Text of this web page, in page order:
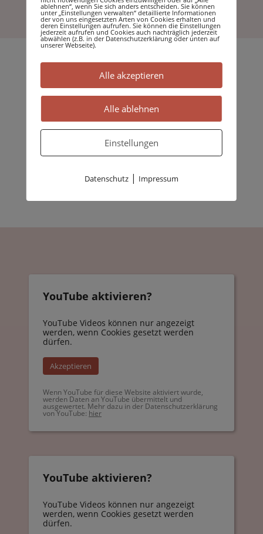
Darüber hinaus sind wir in der Lage, selbst
Bauanträge zu stellen, was in Sachsen-Anhalt
seit etlichen Jahren dem Zimmerermeister
gestattet ist. So können wir flexibel auf die
Wünsche unserer Kunden eingehen und
Projekte effizient umsetzen.
YouTube aktivieren?
YouTube Videos können nur angezeigt
werden, wenn Cookies gesetzt werden
dürfen.
Akzeptieren
Wenn YouTube für diese Website aktiviert wurde,
werden Daten an YouTube übermittelt und
ausgewertet. Mehr dazu in der Datenschutzerklärung
von YouTube: hier
YouTube aktivieren?
YouTube Videos können nur angezeigt
werden, wenn Cookies gesetzt werden
dürfen.
ablehnen“, wenn Sie sich anders entscheiden. Sie können
unter „Einstellungen verwalten“ detaillierte Informationen
der von uns eingesetzten Arten von Cookies erhalten und
deren Einstellungen aufrufen. Sie können die Einstellungen
jederzeit aufrufen und Cookies auch nachträglich jederzeit
abwählen (z.B. in der Datenschutzerklärung oder unten auf
unserer Webseite).
Alle akzeptieren
Alle ablehnen
Einstellungen
Datenschutz| Impressum